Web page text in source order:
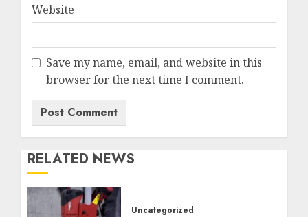
Website
Save my name, email, and website in this
browser for the next time I comment.
RELATED NEWS
Uncategorized